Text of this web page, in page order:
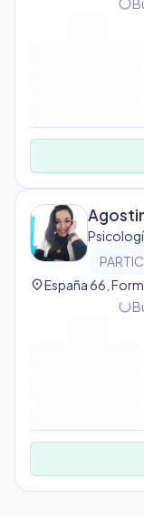
location_onEspaña 66,
progress_activity